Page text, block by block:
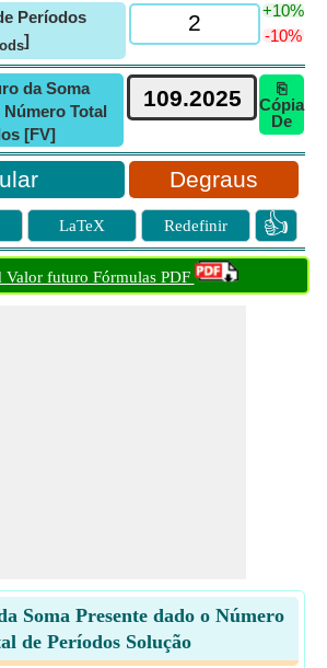
Períodos
]
+10%
-10%
da Soma
Total
[FV]
⎘
Cópia
De
Degraus
LaTeX Redefinir 👍
Valor futuro Fórmulas PDF
Soma Presente dado o Número
de Períodos Solução